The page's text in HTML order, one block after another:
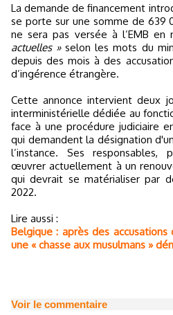
La demande de financement
se porte sur une somme de 639
ne sera pas versée à l’EMB en
actuelles »selon les mots du
depuis des mois à des
d’ingérence étrangère.
Cette annonce intervient deux
interministérielle dédiée au
face à une procédure judiciaire
qui demandent la désignation
l’instance. Ses
œuvrer actuellement à un
qui devrait se matérialiser par
2022.
Lire aussi :
Belgique : après des
une « chasse aux musulmans »
Voir le commentaire